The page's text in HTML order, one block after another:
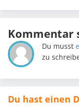
Kommentar
Du musst
zu
Du hast einen